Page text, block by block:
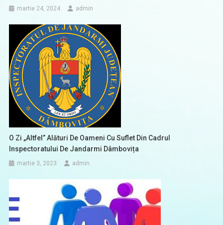
martie 24, 2024 admin
O Zi „altfel” Alături De Oameni Cu Suflet Din Cadrul
Inspectoratului De Jandarmi Dâmbovița
martie 3, 2023 admin